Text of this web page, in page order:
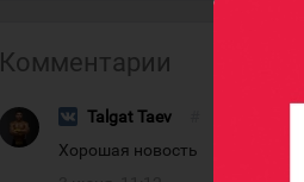
Комментарии
Talgat Taev
Хорошая новость